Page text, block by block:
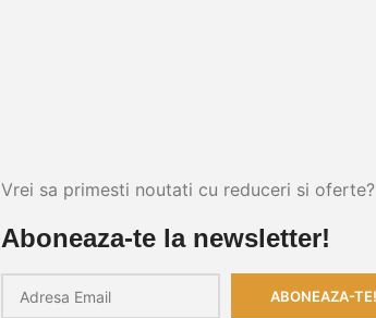
Vrei sa primesti noutati cu reduceri si oferte?
Aboneaza-te la newsletter!